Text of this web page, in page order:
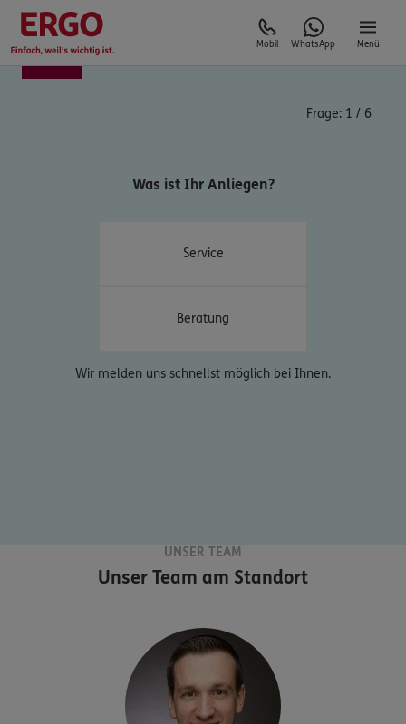
Mobil WhatsApp Menü
Frage: 1 / 6
Was ist Ihr Anliegen?
Service
Beratung
Wir melden uns schnellst möglich bei Ihnen.
UNSER TEAM
Unser Team am Standort